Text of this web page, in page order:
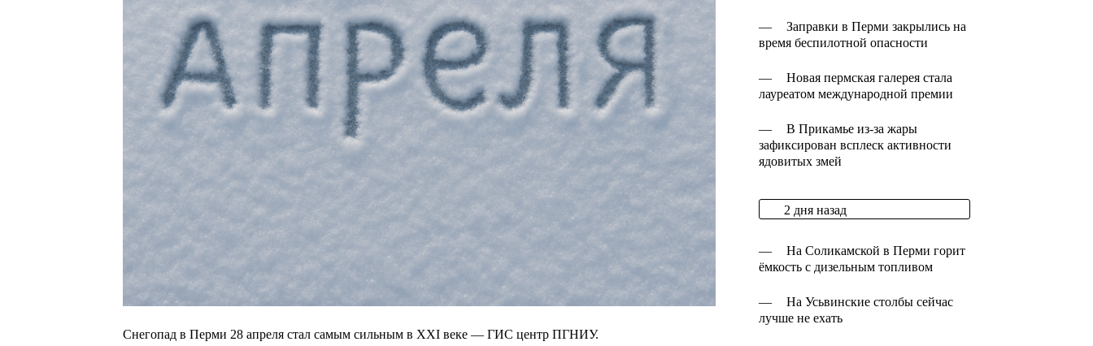
Снегопад в Перми 28 апреля стал самым сильным в XXI веке — ГИС центр ПГНИУ.
—
Заправки в Перми закрылись на
время беспилотной опасности
—
Новая пермская галерея стала
лауреатом международной премии
—
В Прикамье из-за жары
зафиксирован всплеск активности
ядовитых змей
2 дня назад
—
На Соликамской в Перми горит
ёмкость с дизельным топливом
—
На Усьвинские столбы сейчас
лучше не ехать